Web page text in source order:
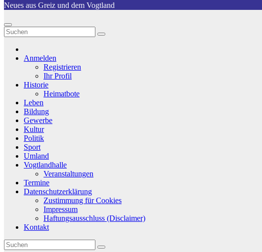
Neues aus Greiz und dem Vogtland
Anmelden
Registrieren
Ihr Profil
Historie
Heimatbote
Leben
Bildung
Gewerbe
Kultur
Politik
Sport
Umland
Vogtlandhalle
Veranstaltungen
Termine
Datenschutzerklärung
Zustimmung für Cookies
Impressum
Haftungsausschluss (Disclaimer)
Kontakt